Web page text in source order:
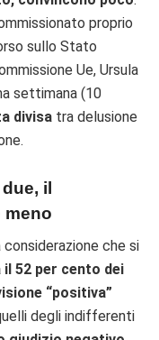
proprio
sullo Stato
Ue, Ursula
settimana (10
divisa tra delusione
il
meno
considerazione che si
il 52 per cento dei
“positiva”
degli indifferenti